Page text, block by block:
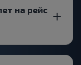
на рейс